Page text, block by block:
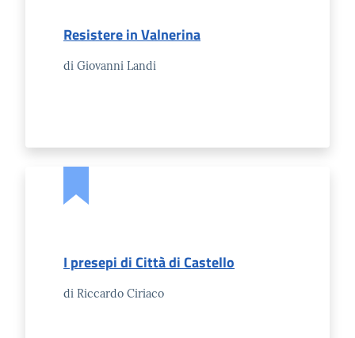
Resistere in Valnerina
di Giovanni Landi
I presepi di Città di Castello
di Riccardo Ciriaco